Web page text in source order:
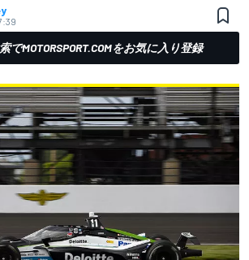
でMOTORSPORT.COMをお気に入り登録